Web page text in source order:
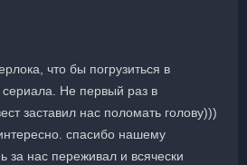
что бы погрузиться в
Не первый раз в
заставил нас поломать голову)))
спасибо нашему
за нас переживал и всячески